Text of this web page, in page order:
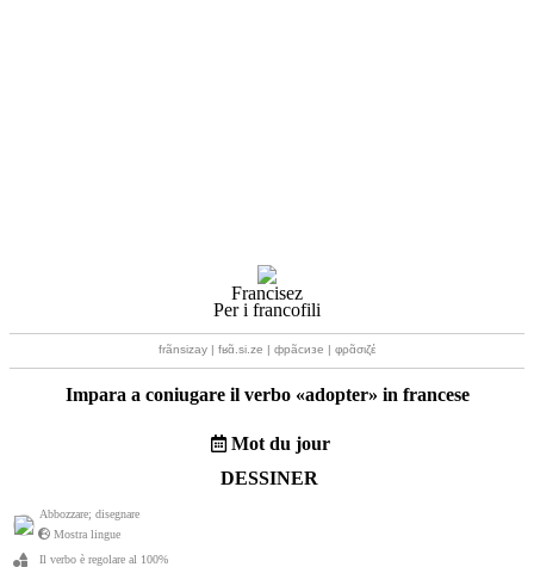
Francisez
Per i francofili
frãnsizay | fʁɑ̃.si.ze | фрãсизе | φρɑ̃σιζέ
Impara a coniugare il verbo «adopter» in francese
Mot du jour
DESSINER
Abbozzare; disegnare
Mostra lingue
Il verbo è regolare al 100%